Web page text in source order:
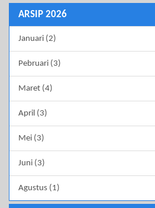
ARSIP 2026
Januari (2)
Pebruari (3)
Maret (4)
April (3)
Mei (3)
Juni (3)
Agustus (1)